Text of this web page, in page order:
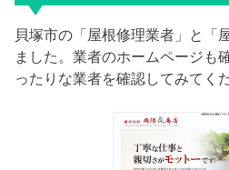
貝塚市の「屋根修理業者」と「
ました。業者のホームページも
ったりな業者を確認してみてく